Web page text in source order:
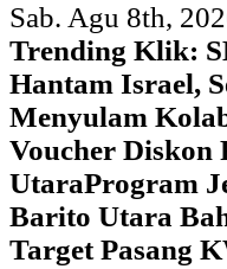
Sab. Agu 8th,
Trending Klik:
Hantam Israel,
Menyulam
Voucher Diskon
UtaraProgram
Barito Utara
Target Pasang